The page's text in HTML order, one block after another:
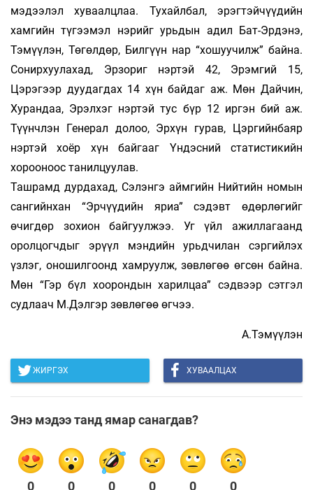
мэ­­дээ­­­­лэл хуваалцлаа. Тухайлбал, эрэгтэйчүүдийн
хам­­гийн түгээмэл нэрийг урьдын адил Бат-Эрдэнэ,
Тэмүү­­­­лэн, Төгөл­­дөр, Билгүүн нар “хошуучилж” байна.
Сонирхуулахад, Эрзориг нэртэй 42, Эрэмгий 15,
Цэрэгээр дуудагдах 14 хүн байдаг аж. Мөн Дайчин,
Хурандаа, Эрэлхэг нэртэй тус бүр 12 иргэн бий аж.
Түүнчлэн Генерал долоо, Эрхүн гурав, Цэргийнбаяр
нэртэй хоёр хүн бай­­гааг Үндэсний ста­­­тистикийн
хорооноос танилцуулав.
Ташрамд дурдахад, Сэлэнгэ аймгийн Нийтийн номын
сангийнхан “Эрчүүдийн яриа” сэдэвт өдөрлөгийг
өчигдөр зохион байгуулжээ. Уг үйл ажиллагаанд
оролцогчдыг эрүүл мэн­дийн урьдчилан сэргийлэх
үзлэг, оношилгоонд хам­­­­­­руулж, зөвлөгөө өгсөн байна.
Мөн “Гэр бүл хоорондын ха­­­­­­рил­­­­­­­цаа” сэдвээр сэтгэл
судлаач М.Дэлгэр зөвлөгөө өгчээ.
А.Тэмүүлэн
ЖИРГЭХ ХУВААЛЦАХ
Энэ мэдээ танд ямар санагдав?
0 0 0 0 0 0